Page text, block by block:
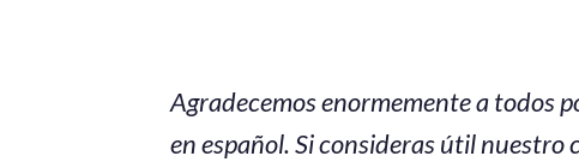
Agradecemos enormemente a todos
en español. Si consideras útil